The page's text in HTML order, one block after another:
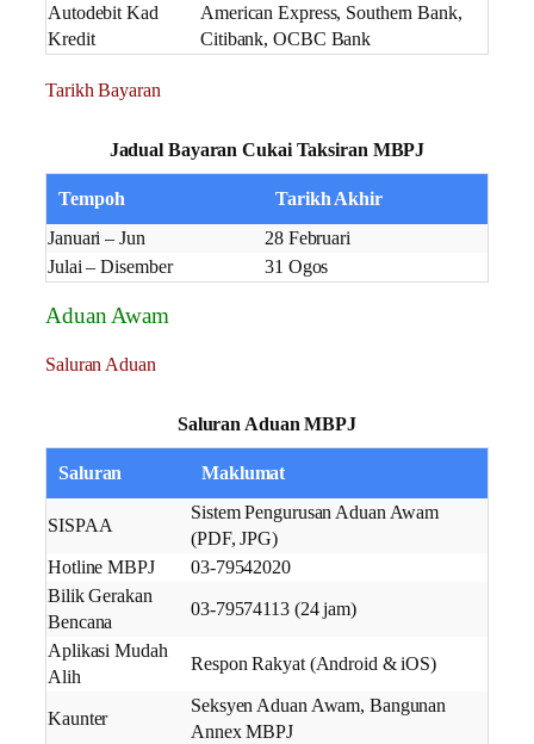
Autodebit Kad
Kredit
American Express, Southern Bank,
Citibank, OCBC Bank
Tarikh Bayaran
Jadual Bayaran Cukai Taksiran MBPJ
Tempoh
Tarikh Akhir
Januari – Jun
28 Februari
Julai – Disember
31 Ogos
Aduan Awam
Saluran Aduan
Saluran Aduan MBPJ
Saluran Maklumat
SISPAA
Sistem Pengurusan Aduan Awam
(PDF, JPG)
Hotline MBPJ
03-79542020
Bilik Gerakan
Bencana
03-79574113 (24 jam)
Aplikasi Mudah
Alih
Respon Rakyat (Android & iOS)
Kaunter
Seksyen Aduan Awam, Bangunan
Annex MBPJ